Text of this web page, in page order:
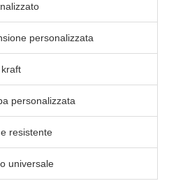
personalizzata
personalizzata
resistente
universale